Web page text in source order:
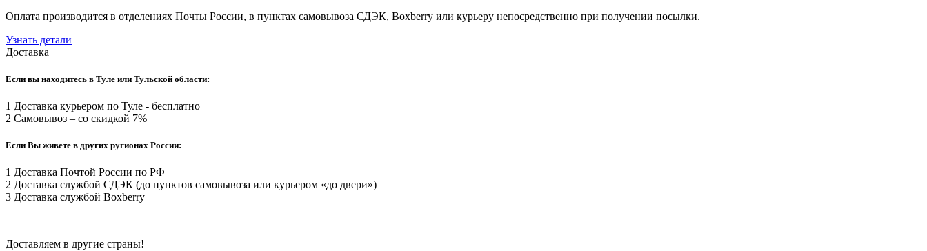
Оплата производится в отделениях Почты России, в пунктах самовывоза СДЭК, Boxberry или курьеру непосредственно при получении посылки.
Узнать детали
Доставка
Если вы находитесь в Туле или Тульской области:
1 Доставка курьером по Туле - бесплатно
2 Самовывоз – со скидкой 7%
Если Вы живете в других ругионах России:
1 Доставка Почтой России по РФ
2 Доставка службой СДЭК (до пунктов самовывоза или курьером «до двери»)
3 Доставка службой Boxberry
Доставляем в другие страны!